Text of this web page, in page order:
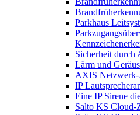
Parkhaus
Sicherheit durch
Lärm und
AXIS
IP
Eine IP Sirene
Salto KS Cloud-